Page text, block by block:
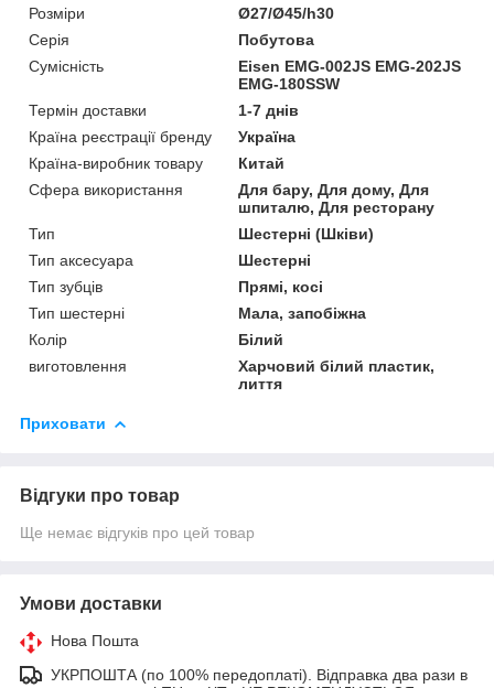
Розміри
Ø27/Ø45/h30
Серія
Побутова
Сумісність
Eisen EMG-002JS EMG-202JS
EMG-180SSW
Термін доставки
1-7 днів
Країна реєстрації бренду
Україна
Країна-виробник товару
Китай
Сфера використання
Для бару, Для дому, Для
шпиталю, Для ресторану
Тип
Шестерні (Шківи)
Тип аксесуара
Шестерні
Тип зубців
Прямі, косі
Тип шестерні
Мала, запобіжна
Колір
Білий
виготовлення
Харчовий білий пластик,
лиття
Приховати
Відгуки про товар
Ще немає відгуків про цей товар
Умови доставки
Нова Пошта
УКРПОШТА (по 100% передоплаті). Відправка два рази в